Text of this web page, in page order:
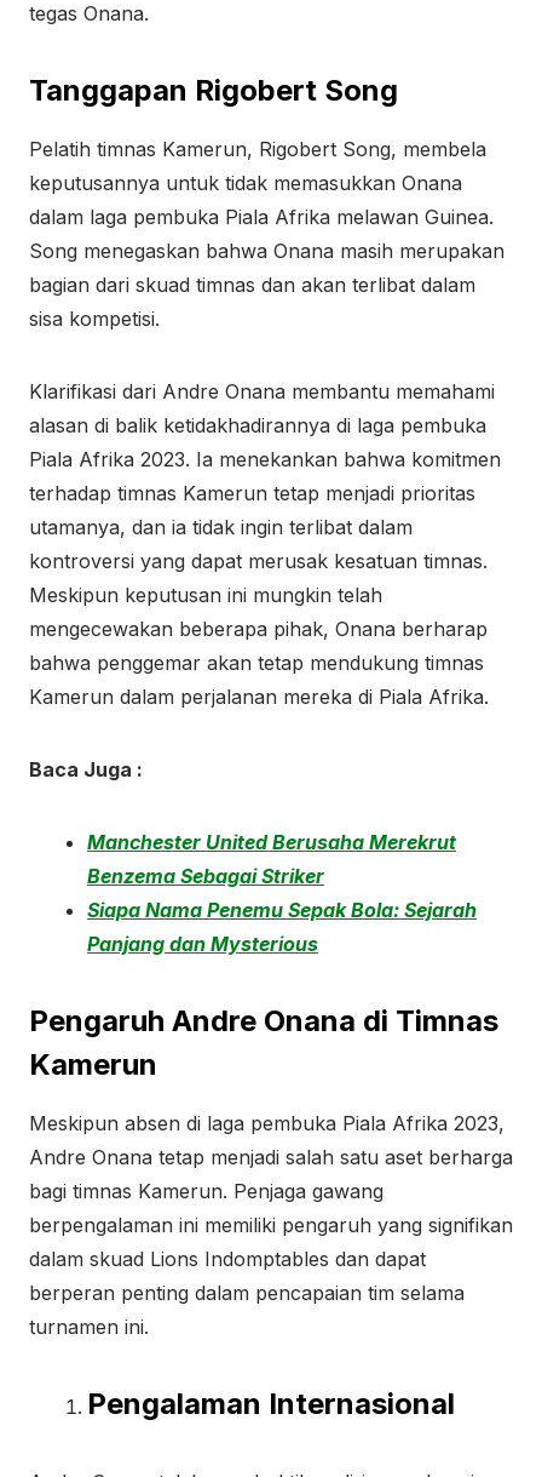
tegas Onana.
Tanggapan Rigobert Song
Pelatih timnas Kamerun, Rigobert Song, membela
keputusannya untuk tidak memasukkan Onana
dalam laga pembuka Piala Afrika melawan Guinea.
Song menegaskan bahwa Onana masih merupakan
bagian dari skuad timnas dan akan terlibat dalam
sisa kompetisi.
Klarifikasi dari Andre Onana membantu memahami
alasan di balik ketidakhadirannya di laga pembuka
Piala Afrika 2023. Ia menekankan bahwa komitmen
terhadap timnas Kamerun tetap menjadi prioritas
utamanya, dan ia tidak ingin terlibat dalam
kontroversi yang dapat merusak kesatuan timnas.
Meskipun keputusan ini mungkin telah
mengecewakan beberapa pihak, Onana berharap
bahwa penggemar akan tetap mendukung timnas
Kamerun dalam perjalanan mereka di Piala Afrika.
Baca Juga :
Manchester United Berusaha Merekrut
Benzema Sebagai Striker
Siapa Nama Penemu Sepak Bola: Sejarah
Panjang dan Mysterious
Pengaruh Andre Onana di Timnas
Kamerun
Meskipun absen di laga pembuka Piala Afrika 2023,
Andre Onana tetap menjadi salah satu aset berharga
bagi timnas Kamerun. Penjaga gawang
berpengalaman ini memiliki pengaruh yang signifikan
dalam skuad Lions Indomptables dan dapat
berperan penting dalam pencapaian tim selama
turnamen ini.
Pengalaman Internasional